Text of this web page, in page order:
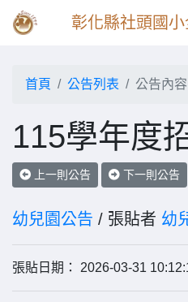
彰化縣社頭國
首頁 公告列表 公告內容
115學年度
上一則公告 下一則公告
幼兒園公告 / 張貼者 幼
張貼日期： 2026-03-31